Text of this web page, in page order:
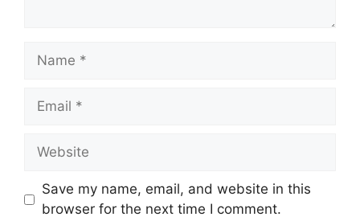
Name
Email
Website
Save my name, email, and website in this
browser for the next time I comment.